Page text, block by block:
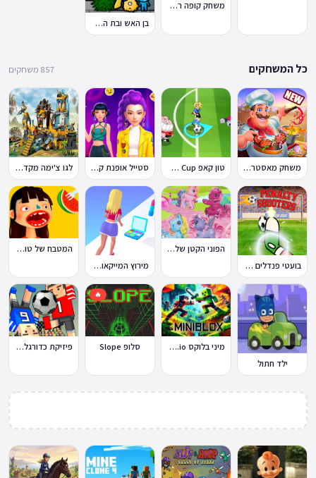
משחק קופה ראשית
בן האש ובת המים 7: וחברים
כל המשחקים 857 משחקים
משחק מאסטר שף טון קאפ Toon Cup סטייל אופנת קיי-פופ לגו צ'ימה מקדש האריות
בועטי פנדלים Penalty Shooters
הפוני הקטן שלי: מסיבה בכפר
מירוץ המייקאובר Makeover Run
המטבח של טוקה בוקה
ילד חתול
מיני בלוקס Miniblox.io
🔥
סלופ Slope פיזיקת כדורגל Soccer Physics